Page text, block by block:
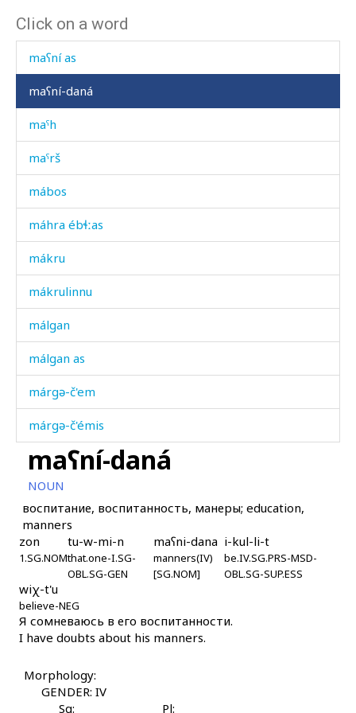
Click on a word
maʕní
maʕní as
maʕní-daná
maˤh
maˤrš
mábos
máhra ébɬːas
mákru
mákrulinnu
málgan
málgan as
márgə-č'em
márgə-č'émis
mársːi
márzi-k'ol
márzut
márči
márči
márχːu
másgikːur
maʕní-daná
NOUN
воспитание, воспитанность, манеры; education,
manners
zon
1.SG.NOM
tu-w-mi-n
that.one-I.SG-
OBL.SG-GEN
maʕni-dana
manners(IV)
[SG.NOM]
i-kul-li-t
be.IV.SG.PRS-MSD-
OBL.SG-SUP.ESS
wiχ-t'u
believe-NEG
Я сомневаюсь в его воспитанности.
I have doubts about his manners.
Morphology:
GENDER: IV
Sg:
Pl: